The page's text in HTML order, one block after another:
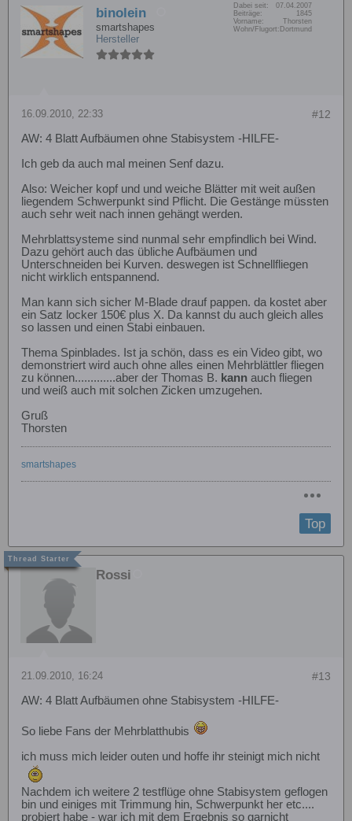
binolein
smartshapes
Hersteller
Dabei seit:
07.04.2007
Beiträge:
1845
Vorname:
Thorsten
Wohn/Flugort: Dortmund
#12
16.09.2010, 22:33
AW: 4 Blatt Aufbäumen ohne Stabisystem -HILFE-
Ich geb da auch mal meinen Senf dazu.
Also: Weicher kopf und und weiche Blätter mit weit außen
liegendem Schwerpunkt sind Pflicht. Die Gestänge müssten
auch sehr weit nach innen gehängt werden.
Mehrblattsysteme sind nunmal sehr empfindlich bei Wind.
Dazu gehört auch das übliche Aufbäumen und
Unterschneiden bei Kurven. deswegen ist Schnellfliegen
nicht wirklich entspannend.
Man kann sich sicher M-Blade drauf pappen. da kostet aber
ein Satz locker 150€ plus X. Da kannst du auch gleich alles
so lassen und einen Stabi einbauen.
Thema Spinblades. Ist ja schön, dass es ein Video gibt, wo
demonstriert wird auch ohne alles einen Mehrblättler fliegen
zu können.............aber der Thomas B. kann auch fliegen
und weiß auch mit solchen Zicken umzugehen.
Gruß
Thorsten
smartshapes
Top
Rossi
#13
21.09.2010, 16:24
AW: 4 Blatt Aufbäumen ohne Stabisystem -HILFE-
So liebe Fans der Mehrblatthubis
ich muss mich leider outen und hoffe ihr steinigt mich nicht
Nachdem ich weitere 2 testflüge ohne Stabisystem geflogen
bin und einiges mit Trimmung hin, Schwerpunkt her etc....
probiert habe - war ich mit dem Ergebnis so garnicht